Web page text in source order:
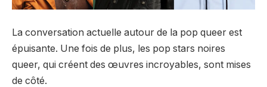
La conversation actuelle autour de la pop queer est
épuisante. Une fois de plus, les pop stars noires
queer, qui créent des œuvres incroyables, sont mises
de côté.